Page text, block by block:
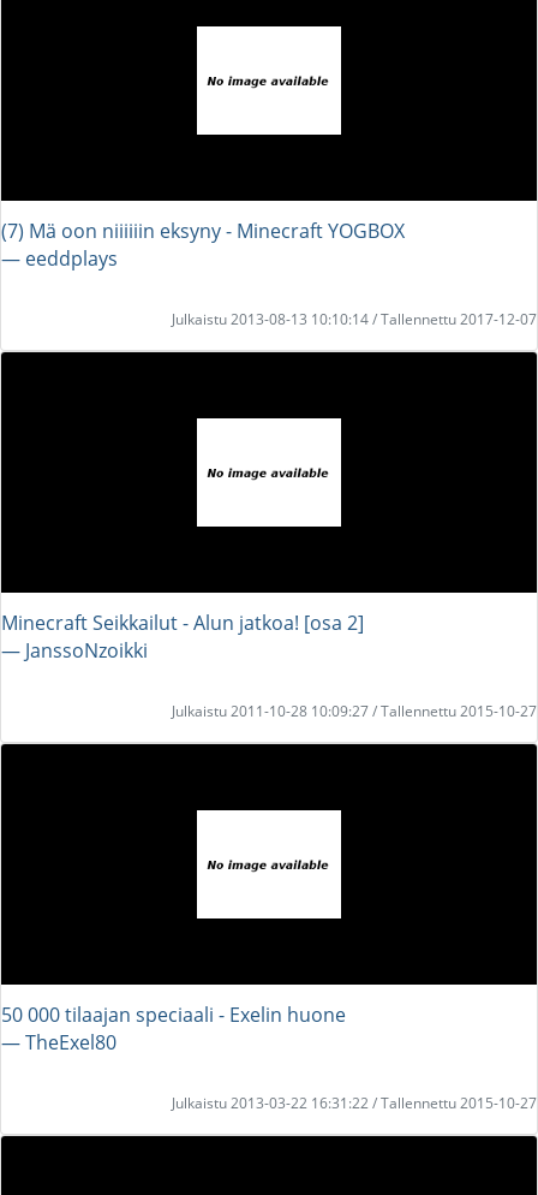
(7) Mä oon niiiiiin eksyny - Minecraft YOGBOX
― eeddplays
Julkaistu 2013-08-13 10:10:14 / Tallennettu 2017-12-07
Minecraft Seikkailut - Alun jatkoa! [osa 2]
― JanssoNzoikki
Julkaistu 2011-10-28 10:09:27 / Tallennettu 2015-10-27
50 000 tilaajan speciaali - Exelin huone
― TheExel80
Julkaistu 2013-03-22 16:31:22 / Tallennettu 2015-10-27